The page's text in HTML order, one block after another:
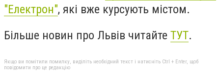
"Електрон", які вже курсують містом.
Більше новин про Львів читайте ТУТ.
Якщо ви помітили помилку, виділіть необхідний текст і натисніть Ctrl + Enter, щоб
повідомити про це редакцію